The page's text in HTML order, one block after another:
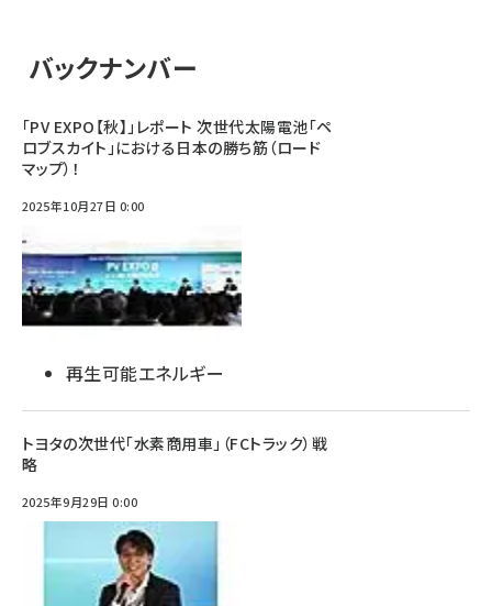
バックナンバー
「PV EXPO【秋】」レポート 次世代太陽電池「ペ
ロブスカイト」における日本の勝ち筋（ロード
マップ）！
2025年10月27日 0:00
再生可能エネルギー
トヨタの次世代「水素商用車」（FCトラック）戦
略
2025年9月29日 0:00